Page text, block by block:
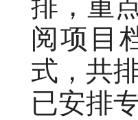
排，重
阅项目
式，共
已安排